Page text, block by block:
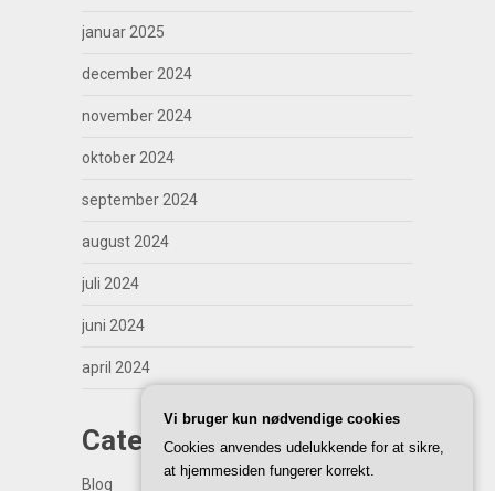
januar 2025
december 2024
november 2024
oktober 2024
september 2024
august 2024
juli 2024
juni 2024
april 2024
Categories
Blog
Vi bruger kun nødvendige cookies
Cookies anvendes udelukkende for at sikre,
at hjemmesiden fungerer korrekt.